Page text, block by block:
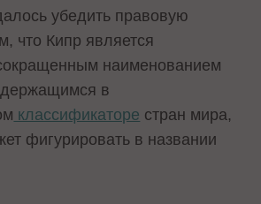
убедить правовую
что Кипр является
наименованием
в
классификаторе стран мира,
фигурировать в названии